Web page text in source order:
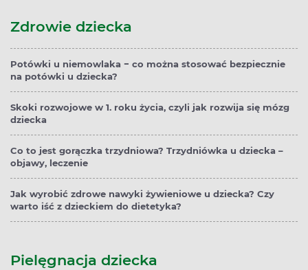
Zdrowie dziecka
Potówki u niemowlaka − co można stosować bezpiecznie
na potówki u dziecka?
Skoki rozwojowe w 1. roku życia, czyli jak rozwija się mózg
dziecka
Co to jest gorączka trzydniowa? Trzydniówka u dziecka –
objawy, leczenie
Jak wyrobić zdrowe nawyki żywieniowe u dziecka? Czy
warto iść z dzieckiem do dietetyka?
Pielęgnacja dziecka